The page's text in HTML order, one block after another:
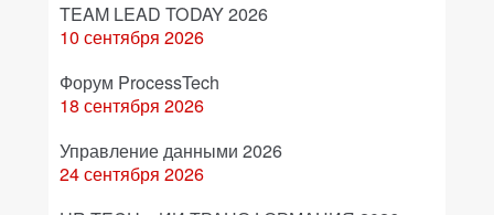
TEAM LEAD TODAY 2026
10 сентября 2026
Форум ProcessTech
18 сентября 2026
Управление данными 2026
24 сентября 2026